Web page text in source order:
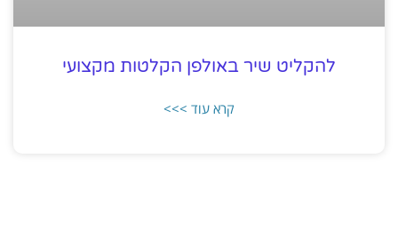
להקליט שיר באולפן הקלטות מקצועי
קרא עוד >>>